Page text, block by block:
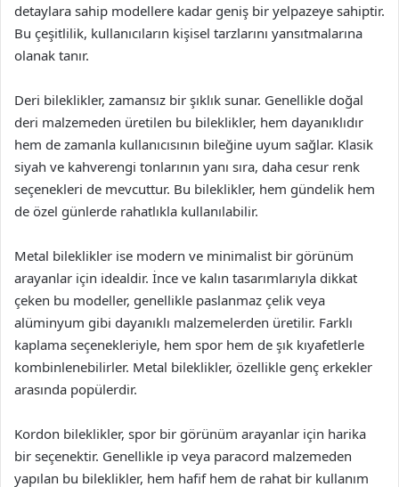
detaylara sahip modellere kadar geniş bir yelpazeye sahiptir.
Bu çeşitlilik, kullanıcıların kişisel tarzlarını yansıtmalarına
olanak tanır.
Deri bileklikler, zamansız bir şıklık sunar. Genellikle doğal
deri malzemeden üretilen bu bileklikler, hem dayanıklıdır
hem de zamanla kullanıcısının bileğine uyum sağlar. Klasik
siyah ve kahverengi tonlarının yanı sıra, daha cesur renk
seçenekleri de mevcuttur. Bu bileklikler, hem gündelik hem
de özel günlerde rahatlıkla kullanılabilir.
Metal bileklikler ise modern ve minimalist bir görünüm
arayanlar için idealdir. İnce ve kalın tasarımlarıyla dikkat
çeken bu modeller, genellikle paslanmaz çelik veya
alüminyum gibi dayanıklı malzemelerden üretilir. Farklı
kaplama seçenekleriyle, hem spor hem de şık kıyafetlerle
kombinlenebilirler. Metal bileklikler, özellikle genç erkekler
arasında popülerdir.
Kordon bileklikler, spor bir görünüm arayanlar için harika
bir seçenektir. Genellikle ip veya paracord malzemeden
yapılan bu bileklikler, hem hafif hem de rahat bir kullanım